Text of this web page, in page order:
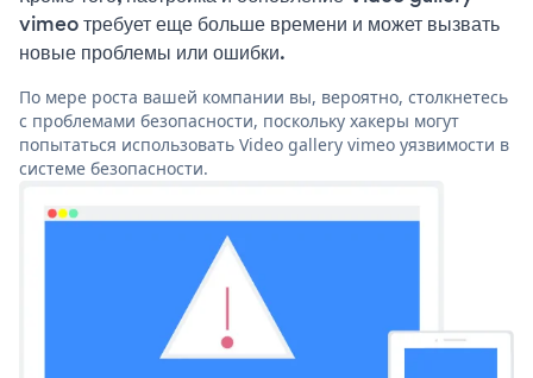
vimeo требует еще больше времени и может вызвать
новые проблемы или ошибки.
По мере роста вашей компании вы, вероятно, столкнетесь
с проблемами безопасности, поскольку хакеры могут
попытаться использовать Video gallery vimeo уязвимости в
системе безопасности.